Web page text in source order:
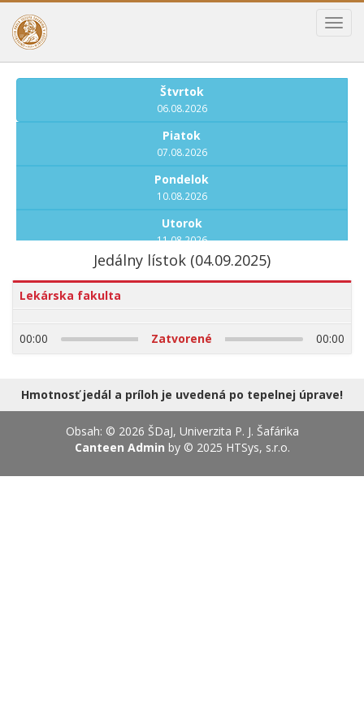
Štvrtok
06.08.2026
Piatok
07.08.2026
Pondelok
10.08.2026
Utorok
11.08.2026
Streda
12.08.2026
Štvrtok
13.08.2026
Piatok
Jedálny lístok (04.09.2025)
Lekárska fakulta
00:00 Zatvorené 00:00
Hmotnosť jedál a príloh je uvedená po tepelnej úprave!
Obsah: © 2026 ŠDaJ, Univerzita P. J. Šafárika
Canteen Admin by © 2025 HTSys, s.r.o.